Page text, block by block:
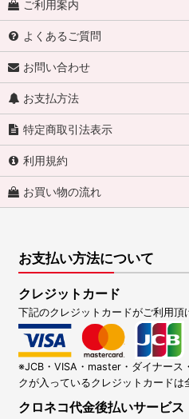
ご利用案内
よくあるご質問
お問い合わせ
お支払方法
特定商取引法表示
利用規約
お買い物の流れ
お支払い方法について
クレジットカード
下記のクレジットカードがご利用頂
※JCB・VISA・master・ダイナース
クが入っているクレジットカードは
クロネコ代金後払いサービス